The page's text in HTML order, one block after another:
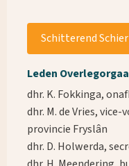
Schitterend
Leden
dhr. K. Fokkinga,
dhr. M. de Vries,
provincie Fryslân
dhr. D. Holwerda,